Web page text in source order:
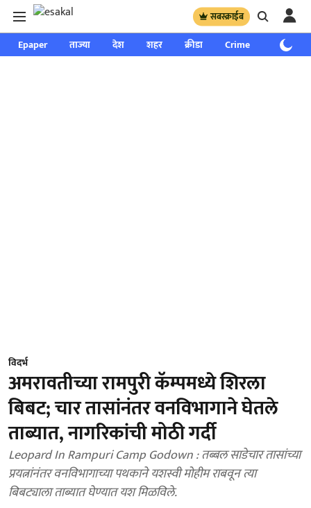
सबस्क्राईब
Epaper ताज्या देश शहर क्रीडा Crime साप्ताहिक
विदर्भ
अमरावतीच्या रामपुरी कॅम्पमध्ये शिरला
बिबट; चार तासांनंतर वनविभागाने घेतले
ताब्यात, नागरिकांची मोठी गर्दी
Leopard In Rampuri Camp Godown : तब्बल साडेचार तासांच्या
प्रयत्नांनंतर वनविभागाच्या पथकाने यशस्वी मोहीम राबवून त्या
बिबट्याला ताब्यात घेण्यात यश मिळविले.